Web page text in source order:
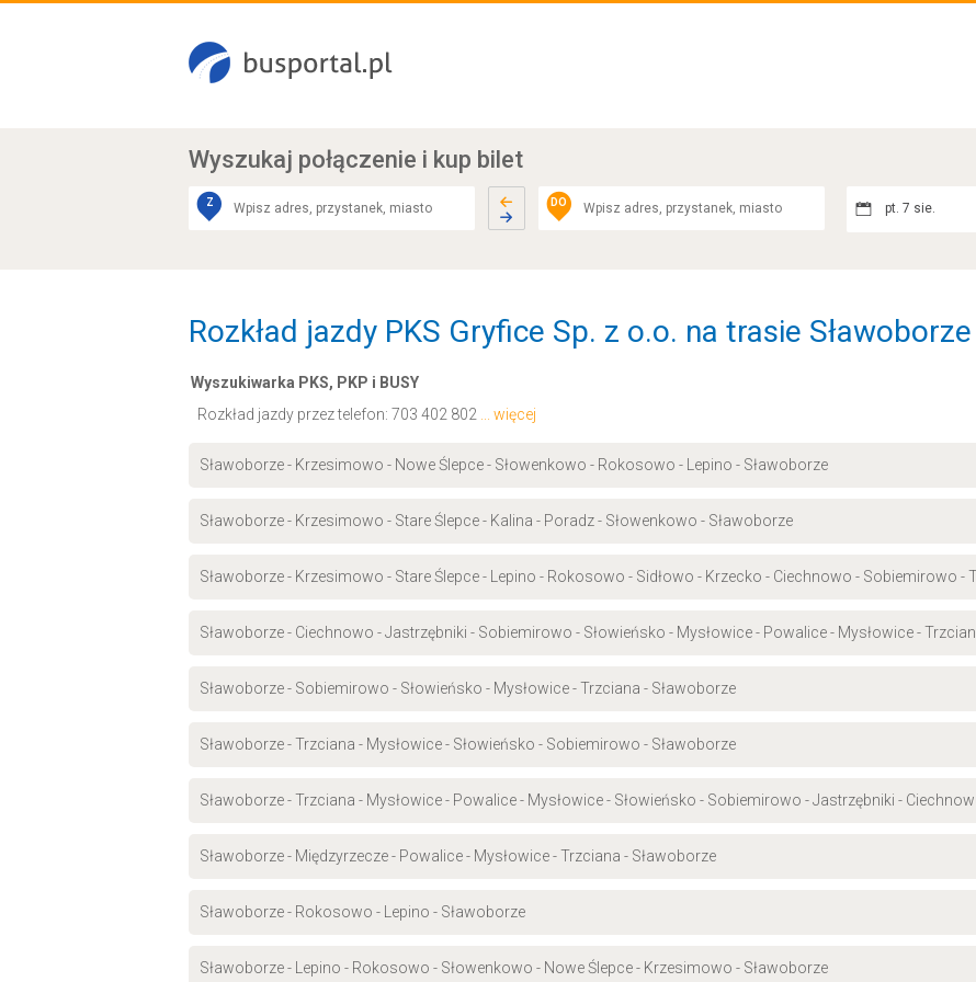
Wyszukaj połączenie i kup bilet
Z DO pt. 7 sie.
Rozkład jazdy PKS Gryfice Sp. z o.o. na trasie
Wyszukiwarka PKS, PKP i BUSY
Rozkład jazdy przez telefon: 703 402 802 ... więcej
Sławoborze - Krzesimowo - Nowe Ślepce - Słowenkowo - Rokosowo - Lepino - Sławoborze
Sławoborze - Krzesimowo - Stare Ślepce - Kalina - Poradz - Słowenkowo - Sławoborze
Sławoborze - Krzesimowo - Stare Ślepce - Lepino - Rokosowo - Sidłowo - Krzecko - Ciechnowo - Sobiemirowo -
Sławoborze - Ciechnowo - Jastrzębniki - Sobiemirowo - Słowieńsko - Mysłowice - Powalice - Mysłowice -
Sławoborze - Sobiemirowo - Słowieńsko - Mysłowice - Trzciana - Sławoborze
Sławoborze - Trzciana - Mysłowice - Słowieńsko - Sobiemirowo - Sławoborze
Sławoborze - Trzciana - Mysłowice - Powalice - Mysłowice - Słowieńsko - Sobiemirowo - Jastrzębniki -
Sławoborze - Międzyrzecze - Powalice - Mysłowice - Trzciana - Sławoborze
Sławoborze - Rokosowo - Lepino - Sławoborze
Sławoborze - Lepino - Rokosowo - Słowenkowo - Nowe Ślepce - Krzesimowo - Sławoborze